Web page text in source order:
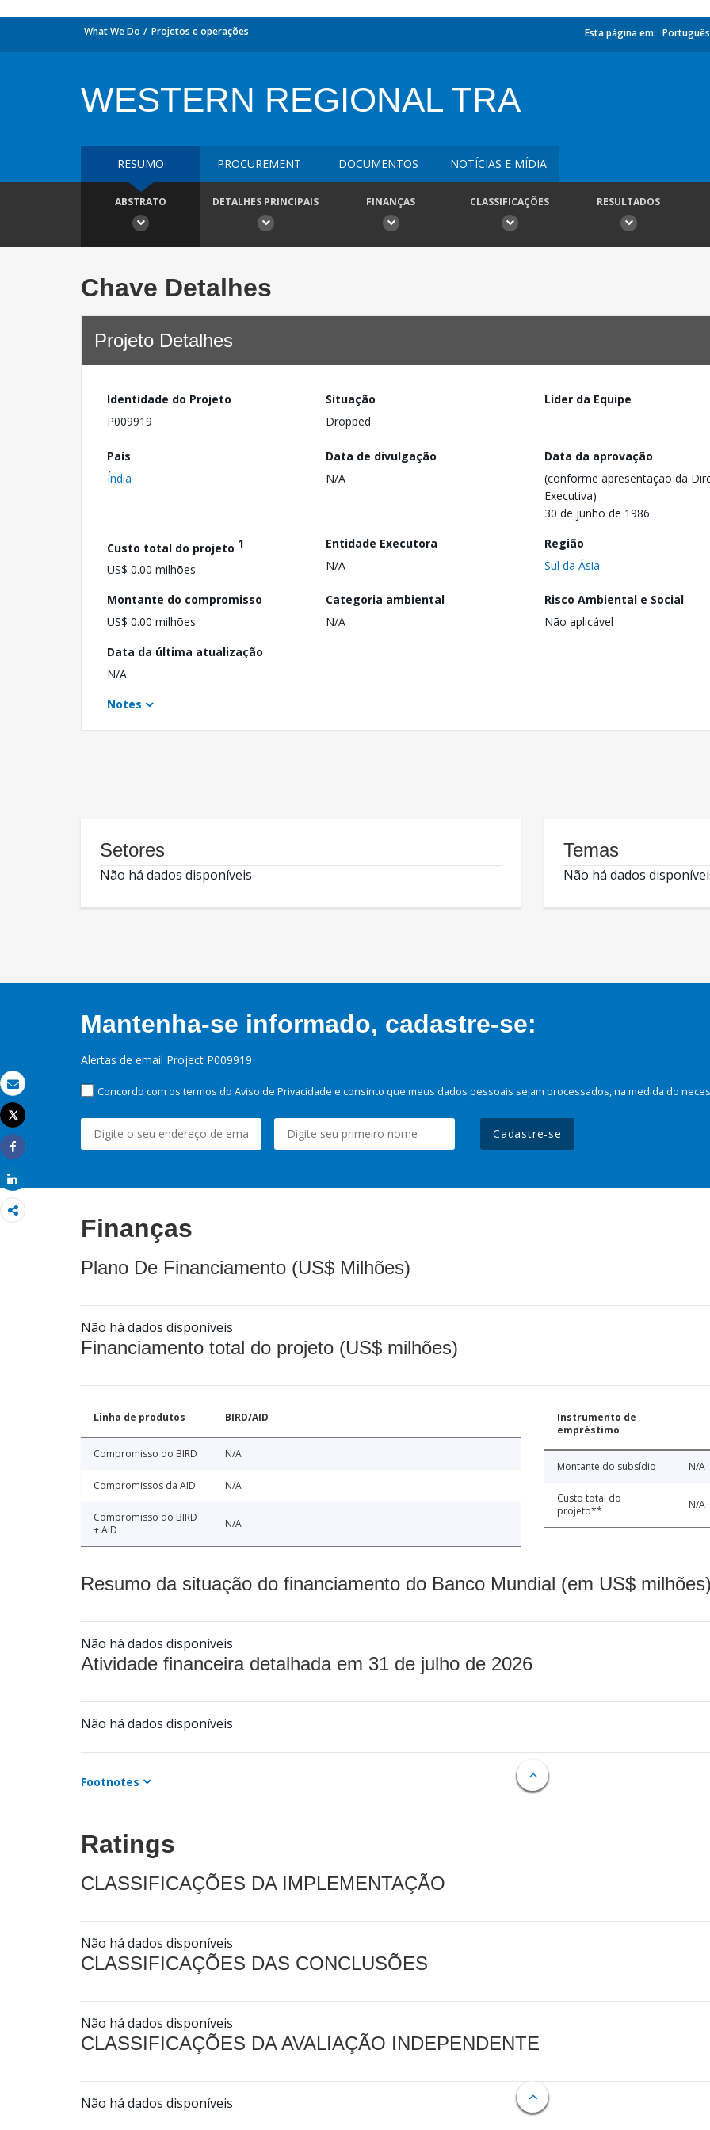
Email
Imprimir
Tweet
Share
What We Do Projetos e operações Esta página em: Português
WESTERN REGIONAL TRA
RESUMO PROCUREMENT DOCUMENTOS NOTÍCIAS E MÍDIA
ABSTRATO DETALHES PRINCIPAIS FINANÇAS CLASSIFICAÇÕES RESULTADOS
Chave Detalhes
Projeto Detalhes
Identidade do Projeto
P009919
Situação
Dropped
Líder da Equipe
País
Índia
Data de divulgação
N/A
Data da aprovação
(conforme apresentação da
Executiva)
30 de junho de 1986
Custo total do projeto 1
US$ 0.00 milhões
Entidade Executora
N/A
Região
Sul da Ásia
Montante do compromisso
US$ 0.00 milhões
Categoria ambiental
N/A
Risco Ambiental e Social
Não aplicável
Data da última atualização
N/A
Notes
Setores
Não há dados disponíveis
Temas
Não há dados
Mantenha-se informado, cadastre-se:
Alertas de email Project P009919
Concordo com os termos do Aviso de Privacidade e consinto que meus dados pessoais sejam processados, na medida do
Cadastre-se
Finanças
Plano De Financiamento (US$ Milhões)
Não há dados disponíveis
Financiamento total do projeto (US$ milhões)
Linha de produtos BIRD/AID
Compromisso do BIRD N/A
Compromissos da AID N/A
Compromisso do BIRD
+ AID
N/A
Instrumento de
empréstimo
Montante do subsídio N/A
Custo total do
projeto**
N/A
Resumo da situação do financiamento do Banco Mundial (em US$
Não há dados disponíveis
Atividade financeira detalhada em 31 de julho de 2026
Não há dados disponíveis
Footnotes
Ratings
CLASSIFICAÇÕES DA IMPLEMENTAÇÃO
Não há dados disponíveis
CLASSIFICAÇÕES DAS CONCLUSÕES
Não há dados disponíveis
CLASSIFICAÇÕES DA AVALIAÇÃO INDEPENDENTE
Não há dados disponíveis